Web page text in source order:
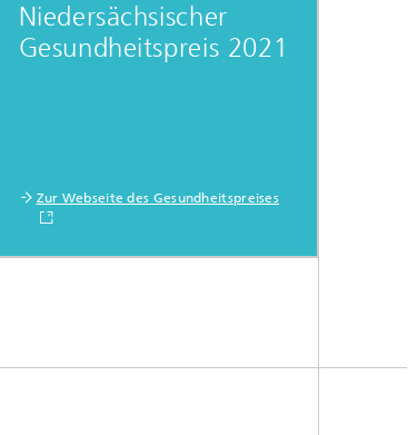
Niedersächsischer
Gesundheitspreis 2021
Zur Webseite des Gesundheitspreises